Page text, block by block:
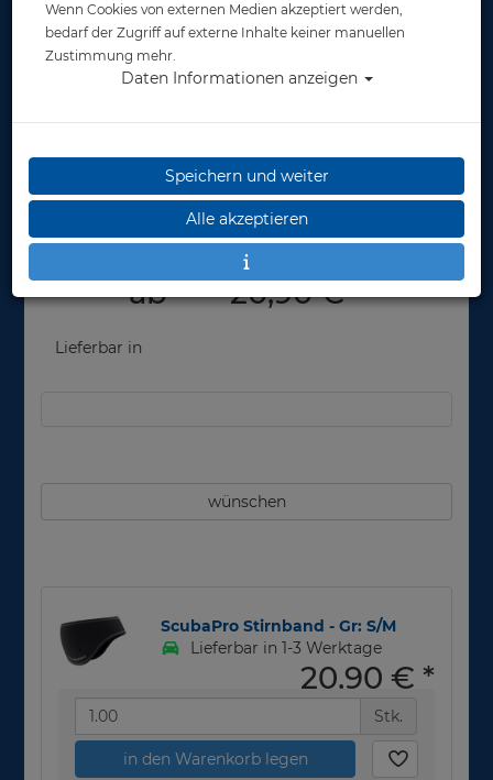
Herstellerpreis: 21,90 €
ab 20,90 €*
Lieferbar in
wünschen
ScubaPro Stirnband - Gr: S/M
Lieferbar in 1-3 Werktage
20,90 € *
Stk.
in den Warenkorb legen
Wenn Cookies von externen Medien akzeptiert werden,
bedarf der Zugriff auf externe Inhalte keiner manuellen
Zustimmung mehr.
Daten Informationen anzeigen
Speichern und weiter
Alle akzeptieren